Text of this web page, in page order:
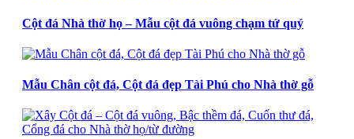
Cột đá Nhà thờ họ – Mẫu cột đá vuông chạm tứ quý
Mẫu Chân cột đá, Cột đá đẹp Tài Phú cho Nhà thờ gỗ